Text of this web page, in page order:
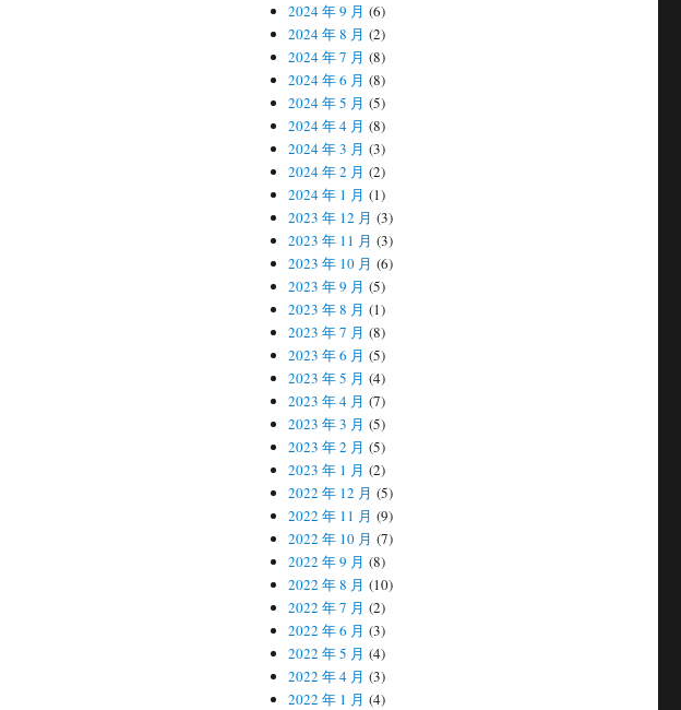
2024 年 9 月 (6)
2024 年 8 月 (2)
2024 年 7 月 (8)
2024 年 6 月 (8)
2024 年 5 月 (5)
2024 年 4 月 (8)
2024 年 3 月 (3)
2024 年 2 月 (2)
2024 年 1 月 (1)
2023 年 12 月 (3)
2023 年 11 月 (3)
2023 年 10 月 (6)
2023 年 9 月 (5)
2023 年 8 月 (1)
2023 年 7 月 (8)
2023 年 6 月 (5)
2023 年 5 月 (4)
2023 年 4 月 (7)
2023 年 3 月 (5)
2023 年 2 月 (5)
2023 年 1 月 (2)
2022 年 12 月 (5)
2022 年 11 月 (9)
2022 年 10 月 (7)
2022 年 9 月 (8)
2022 年 8 月 (10)
2022 年 7 月 (2)
2022 年 6 月 (3)
2022 年 5 月 (4)
2022 年 4 月 (3)
2022 年 1 月 (4)